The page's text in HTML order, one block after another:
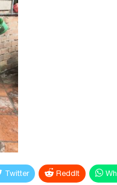
Twitter ReddIt